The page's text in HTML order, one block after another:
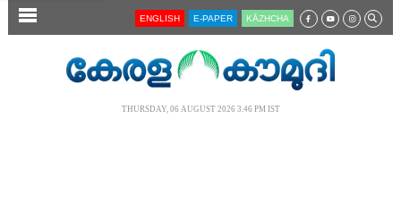
SECTIONS ENGLISH E-PAPER KĀZHCHA
THURSDAY, 06 AUGUST 2026 3.46 PM IST